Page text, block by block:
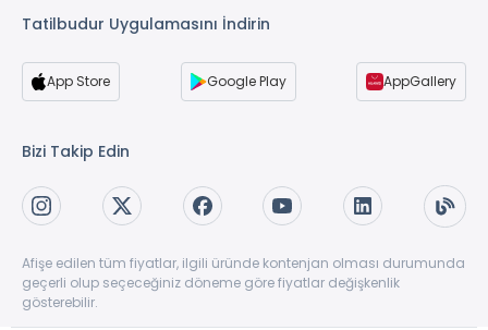
Tatilbudur Uygulamasını İndirin
App Store Google Play AppGallery
Bizi Takip Edin
Afişe edilen tüm fiyatlar, ilgili üründe kontenjan olması durumunda
geçerli olup seçeceğiniz döneme göre fiyatlar değişkenlik
gösterebilir.